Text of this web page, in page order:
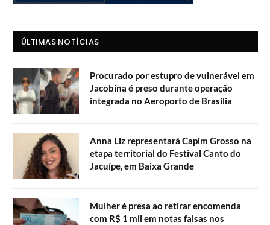
ÚLTIMAS NOTÍCIAS
Procurado por estupro de vulnerável em
Jacobina é preso durante operação
integrada no Aeroporto de Brasília
Anna Liz representará Capim Grosso na
etapa territorial do Festival Canto do
Jacuípe, em Baixa Grande
Mulher é presa ao retirar encomenda
com R$ 1 mil em notas falsas nos